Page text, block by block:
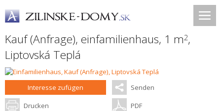
Kauf (Anfrage), einfamilienhaus, 1 m2,
Liptovská Teplá
Interesse zufügen Senden
Drucken PDF